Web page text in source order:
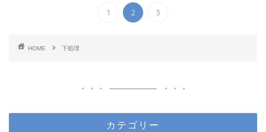
1 2 3
HOME 下処理
カテゴリー